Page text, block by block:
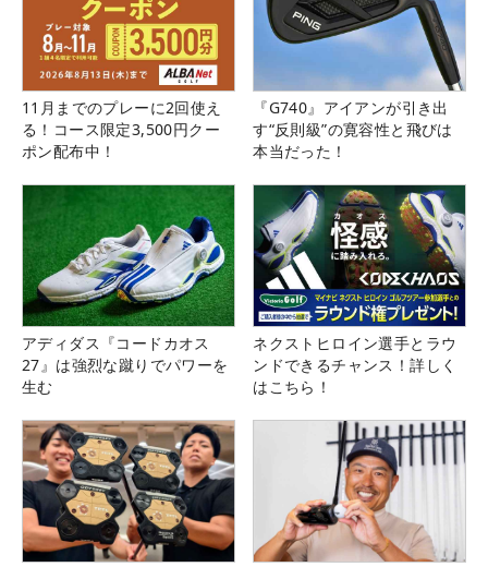
11月までのプレーに2回使え
る！コース限定3,500円クー
ポン配布中！
『G740』アイアンが引き出
す“反則級”の寛容性と飛びは
本当だった！
アディダス『コードカオス
27』は強烈な蹴りでパワーを
生む
ネクストヒロイン選手とラウ
ンドできるチャンス！詳しく
はこちら！